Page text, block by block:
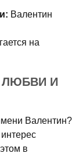
Валентин
на
ЛЮБВИ И
Валентин?
в